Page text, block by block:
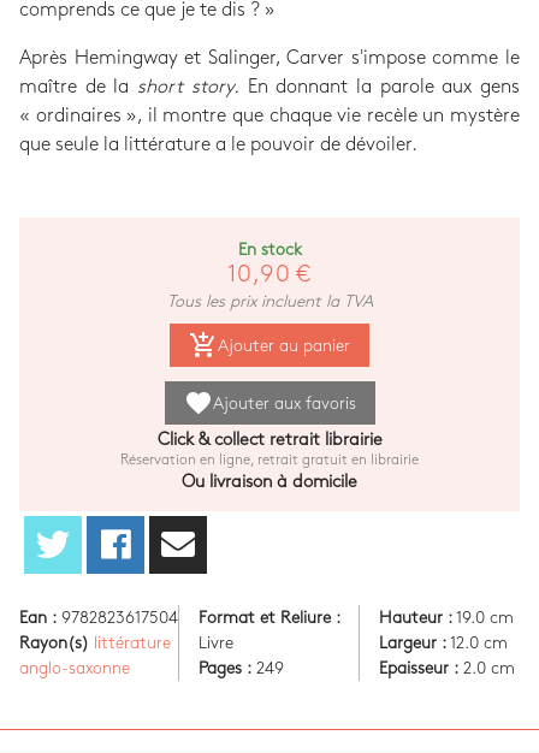
comprends ce que je te dis ? »
Après Hemingway et Salinger, Carver s'impose comme le
maître de la short story. En donnant la parole aux gens
« ordinaires », il montre que chaque vie recèle un mystère
que seule la littérature a le pouvoir de dévoiler.
En stock
10,90 €
Tous les prix incluent la TVA
add_shopping_cart Ajouter au panier
favoriteAjouter aux favoris
Click & collect retrait librairie
Réservation en ligne, retrait gratuit en librairie
Ou livraison à domicile
Ean : 9782823617504
Rayon(s)
littérature
anglo-saxonne
Format et Reliure :
Livre
Pages : 249
Hauteur :19.0 cm
Largeur :12.0 cm
Epaisseur :2.0 cm